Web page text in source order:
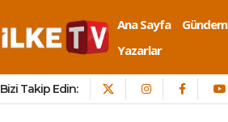
Ana Sayfa Gündem
Yazarlar
Bizi Takip Edin: